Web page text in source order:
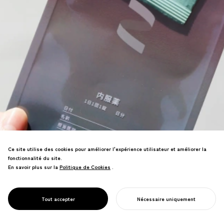
PROJECT
SMALUNA
positive soutenant l'autonomie
reproductive des femmes.
Ce site utilise des cookies pour améliorer l'expérience utilisateur et améliorer la
fonctionnalité du site.
En savoir plus sur la Politique de Cookies
Politique de Cookies .
Tout accepter Nécessaire uniquement